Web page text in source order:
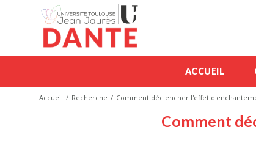
ACCUEIL
Accueil Recherche Comment déclencher l'effet
Comment